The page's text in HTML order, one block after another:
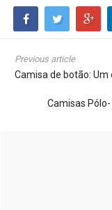
Previous article
Camisa de botão: Um
Camisas